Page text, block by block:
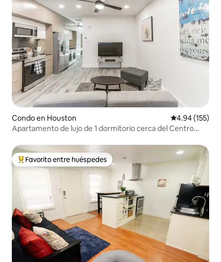
Condo en Houston Calificación
4.94 (155)
Apartamento de lujo de 1 dormitorio cerca del Centro
Favorito entre huéspedes preferido
Favorito entre huéspedes